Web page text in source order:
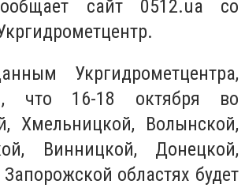
сайт 0512.ua со
Укргидрометцентра,
что 16-18 октября во
Хмельницкой, Волынской,
Винницкой, Донецкой,
областях будет